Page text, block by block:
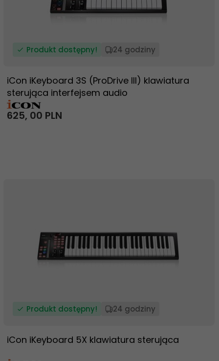
Produkt dostępny! 24 godziny
iCon iKeyboard 3S (ProDrive III) klawiatura
sterująca interfejsem audio
625, 00 PLN
Produkt dostępny! 24 godziny
iCon iKeyboard 5X klawiatura sterująca